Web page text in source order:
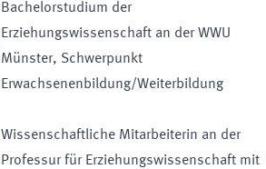
Bachelorstudium der
Erziehungswissenschaft an der WWU
Münster, Schwerpunkt
Erwachsenenbildung/Weiterbildung
Wissenschaftliche Mitarbeiterin an der
Professur für Erziehungswissenschaft mit